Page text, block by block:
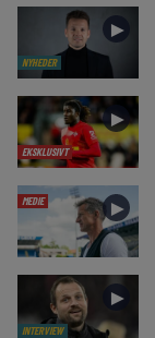
NYHEDER
►
EKSKLUSIVT
►
MEDIE ►
INTERVIEW
►